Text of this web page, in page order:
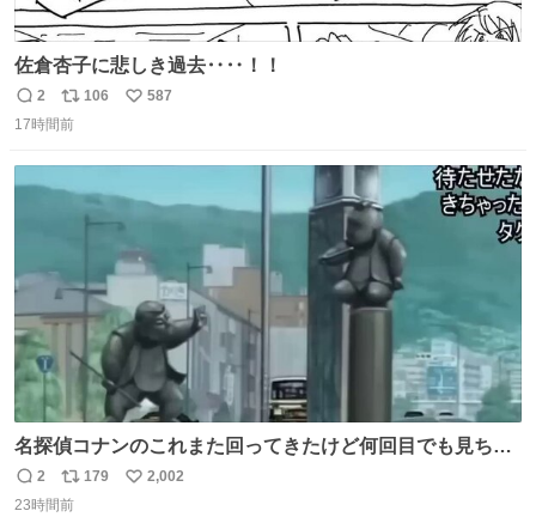
佐倉杏子に悲しき過去‥‥！！
返
信
2
リ
ポ
106
い
587
17時間前
名探偵コナンのこれまた回ってきたけど何回目でも見ちゃ
う魔力あるのよな
返
信
2
リ
ポ
179
い
2,002
23時間前